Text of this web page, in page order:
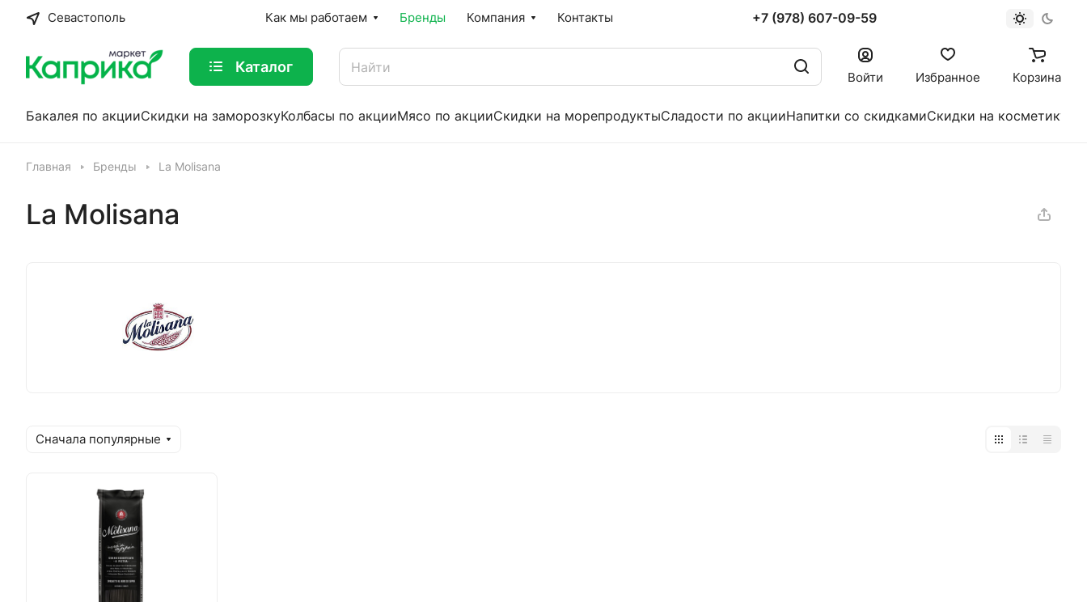
Севастополь Как мы работаем Бренды Компания Контакты +7 (978) 607-09-59
Каталог
Войти Избранное Корзина
Бакалея по акцииСкидки на заморозкуКолбасы по акцииМясо по акцииСкидки на морепродуктыСладости по акцииНапитки со скидкамиСкидки на косметику
Главная Бренды La Molisana
La Molisana
Сначала популярные